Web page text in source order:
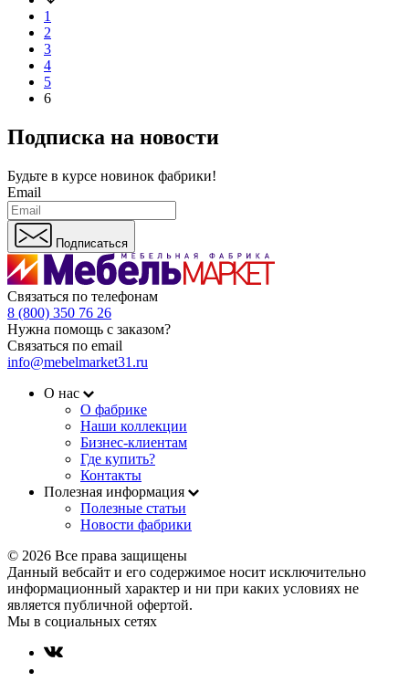
1
2
3
4
5
6
Подписка на новости
Будьте в курсе новинок фабрики!
Email
Подписаться
Связаться по телефонам
8 (800) 350 76 26
Нужна помощь с заказом?
Связаться по email
info@mebelmarket31.ru
О нас
О фабрике
Наши коллекции
Бизнес-клиентам
Где купить?
Контакты
Полезная информация
Полезные статьи
Новости фабрики
© 2026 Все права защищены
Данный вебсайт и его содержимое носит исключительно
информационный характер и ни при каких условиях не
является публичной офертой.
Мы в социальных сетях